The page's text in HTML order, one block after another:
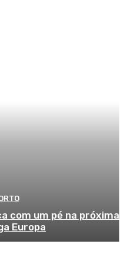
com um pé na próxima
Europa